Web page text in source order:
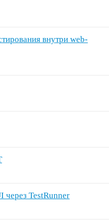
внутри web-
через TestRunner